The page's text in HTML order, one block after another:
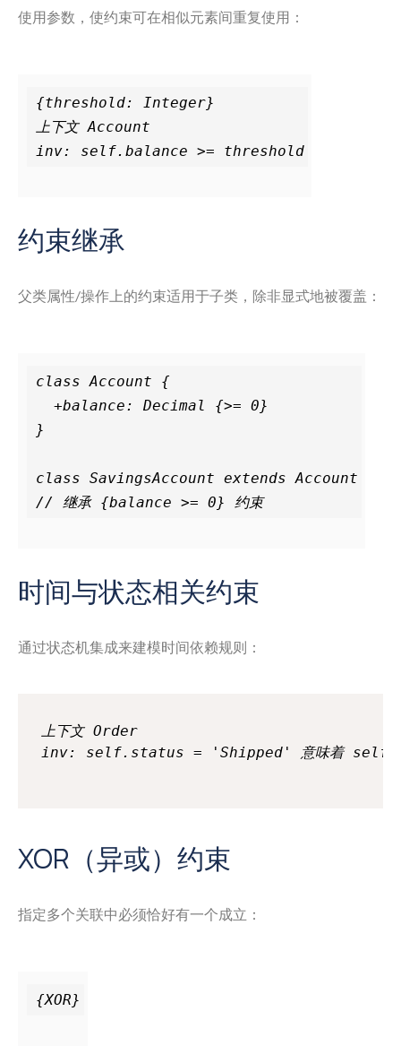
使用参数，使约束可在相似元素间重复使用：
{threshold: Integer}
上下文 Account
约束继承
父类属性/操作上的约束适用于子类，除非显式地被覆盖：
class Account {
}
class SavingsAccount extends Account
时间与状态相关约束
通过状态机集成来建模时间依赖规则：
上下文 Order
XOR（异或）约束
指定多个关联中必须恰好有一个成立：